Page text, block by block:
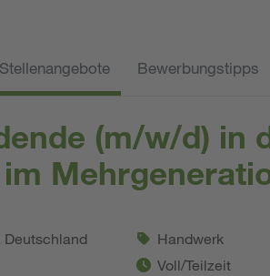
Stellenangebote Bewerbungstipps
(m/w/d) in
im
Deutschland
Handwerk
Voll/Teilzeit